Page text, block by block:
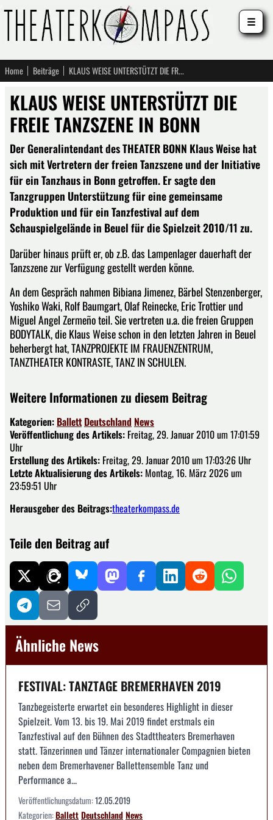
Home Beiträge KLAUS WEISE UNTERSTÜTZT DIE FREIE TANZSZENE IN BONN
KLAUS WEISE UNTERSTÜTZT DIE
FREIE TANZSZENE IN BONN
Der Generalintendant des THEATER BONN Klaus Weise hat
sich mit Vertretern der freien Tanzszene und der Initiative
für ein Tanzhaus in Bonn getroffen. Er sagte den
Tanzgruppen Unterstützung für eine gemeinsame
Produktion und für ein Tanzfestival auf dem
Schauspielgelände in Beuel für die Spielzeit 2010/11 zu.
Darüber hinaus prüft er, ob z.B. das Lampenlager dauerhaft der
Tanzszene zur Verfügung gestellt werden könne.
An dem Gespräch nahmen Bibiana Jimenez, Bärbel Stenzenberger,
Yoshiko Waki, Rolf Baumgart, Olaf Reinecke, Eric Trottier und
Miguel Angel Zermeño teil. Sie vertreten u.a. die freien Gruppen
BODYTALK, die Klaus Weise schon in den letzten Jahren in Beuel
beherbergt hat, TANZPROJEKTE IM FRAUENZENTRUM,
TANZTHEATER KONTRASTE, TANZ IN SCHULEN.
Weitere Informationen zu diesem Beitrag
Kategorien: Ballett Deutschland News
Veröffentlichung des Artikels: Freitag, 29. Januar 2010 um 17:01:59
Uhr
Erstellung des Artikels: Freitag, 29. Januar 2010 um 17:03:26 Uhr
Letzte Aktualisierung des Artikels: Montag, 16. März 2026 um
23:59:51 Uhr
Herausgeber des Beitrags:theaterkompass.de
Teile den Beitrag auf
Ähnliche News
FESTIVAL: TANZTAGE BREMERHAVEN 2019
Tanzbegeisterte erwartet ein besonderes Highlight in dieser
Spielzeit. Vom 13. bis 19. Mai 2019 findet erstmals ein
Tanzfestival auf den Bühnen des Stadttheaters Bremerhaven
statt. Tänzerinnen und Tänzer internationaler Compagnien bieten
neben dem Bremerhavener Ballettensemble Tanz und
Performance a...
Veröffentlichungsdatum:12.05.2019
Kategorien:BallettDeutschlandNews
☰